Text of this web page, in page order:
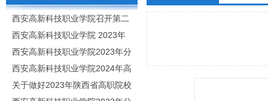
西安高新科技职业学院召开第二
次党代会
西安高新科技职业学院 2023年
高职分类考试招生章程
西安高新科技职业学院2023年分
类招生专业及计划
西安高新科技职业学院2024年高
职分类招生章程
关于做好2023年陕西省高职院校